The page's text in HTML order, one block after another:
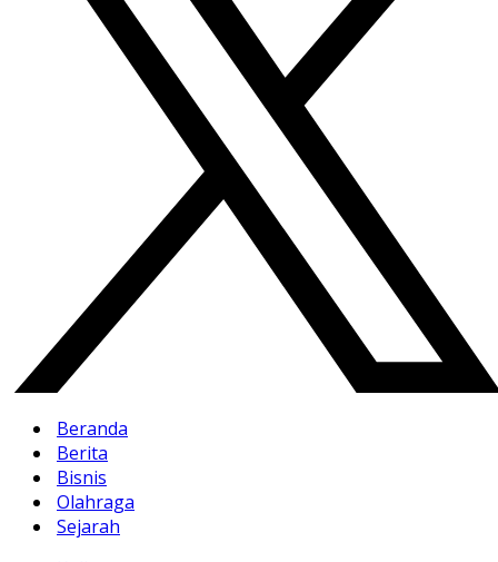
Beranda
Berita
Bisnis
Olahraga
Sejarah